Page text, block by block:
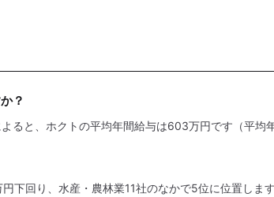
？
ると、ホクトの平均年間給与は603万円です（平均
下回り、水産・農林業11社のなかで5位に位置します